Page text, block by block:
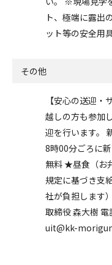
ト、極端に露出
ット等の安全用
その他
【安心の送迎
越しの方も参加
迎を行います。
8時00分ごろに
無料 ★昼食（お
規定に基づき支
社が負担します
取締役 森大樹
uit@kk-